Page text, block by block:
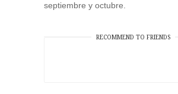
septiembre y octubre.
RECOMMEND TO FRIENDS